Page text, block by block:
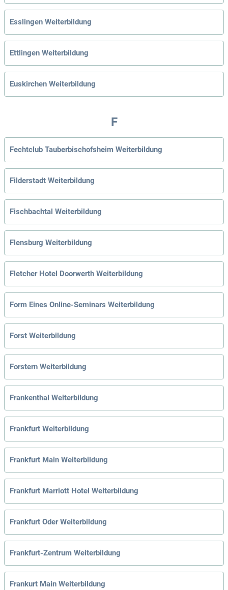
Esslingen Weiterbildung
Ettlingen Weiterbildung
Euskirchen Weiterbildung
F
Fechtclub Tauberbischofsheim Weiterbildung
Filderstadt Weiterbildung
Fischbachtal Weiterbildung
Flensburg Weiterbildung
Fletcher Hotel Doorwerth Weiterbildung
Form Eines Online-Seminars Weiterbildung
Forst Weiterbildung
Forstern Weiterbildung
Frankenthal Weiterbildung
Frankfurt Weiterbildung
Frankfurt Main Weiterbildung
Frankfurt Marriott Hotel Weiterbildung
Frankfurt Oder Weiterbildung
Frankfurt-Zentrum Weiterbildung
Frankurt Main Weiterbildung